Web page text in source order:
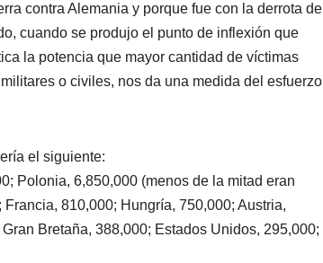
contra Alemania y porque fue con la derrota del
cuando se produjo el punto de inflexión que
la potencia que mayor cantidad de víctimas
o civiles, nos da una medida del esfuerzo
el siguiente:
Polonia, 6,850,000 (menos de la mitad eran
810,000; Hungría, 750,000; Austria,
Bretaña, 388,000; Estados Unidos, 295,000;